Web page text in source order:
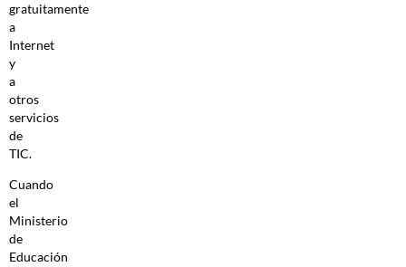
gratuitamente
a
Internet
y
a
otros
servicios
de
TIC.
Cuando
el
Ministerio
de
Educación